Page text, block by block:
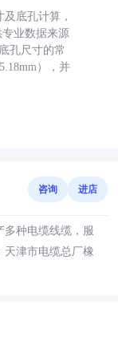
底孔计算，
业数据来源
孔尺寸的常
），并
咨询 进店
多种电缆线缆，服
天津市电缆总厂橡